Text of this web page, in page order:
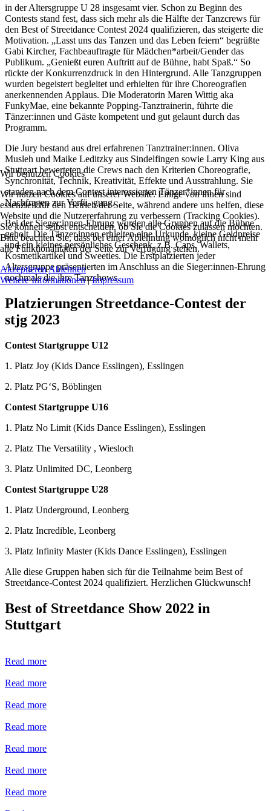
in der Altersgruppe U 28 insgesamt vier. Schon zu Beginn des
Contests stand fest, dass sich mehr als die Hälfte der Tanzcrews für
den Best of Streetdance Contest 2024 qualifizieren, das steigerte die
Motivation. „Lasst uns das Tanzen und das Leben feiern“ begrüßte
Gabi Kircher, Fachbeauftragte für Mädchen*arbeit/Gender das
Publikum. „Genießt euren Auftritt auf de Bühne, habt Spaß.“ So
rückte der Konkurrenzdruck in den Hintergrund. Alle Tanzgruppen
wurden begeistert begleitet und erhielten für ihre Choreografien
anerkennenden Applaus. Die Moderatorin Maren Wittig aka
FunkyMae, eine bekannte Popping-Tanztrainerin, führte die
Tänzer:innen und Gäste kompetent und gut gelaunt durch das
Programm.
Die Jury bestand aus drei erfahrenen Tanztrainer:innen. Oliva
Musleh und Maike Leditzky aus Sindelfingen sowie Larry King aus
Stuttgart bewerteten die Crews nach den Kriterien Choreografie,
Synchronität, Technik, Kreativität, Effekte und Ausstrahlung. Sie
standen nach dem Contest interessierten Tänzer*innen für
Nachfragen zur Verfü- gung.
Bei der Sieger:innen-Ehrung wurden alle Gruppen auf die Bühne
geholt. Die Tänzer.innen erhielten eine Urkunde, kleine Geldpreise
und ein kleines persönliches Geschenk, z.B. Caps, Wallets,
Kosmetikartikel und Sweeties. Die Erstplatzierten jeder
Altersgruppe präsentierten im Anschluss an die Sieger:innen-Ehrung
nochmals die ihre Tanzshows.
Platzierungen Streetdance-Contest der
stjg 2023
Contest Startgruppe U12
1. Platz Joy (Kids Dance Esslingen), Esslingen
2. Platz PG‘S, Böblingen
Contest Startgruppe U16
1. Platz No Limit (Kids Dance Esslingen), Esslingen
2. Platz The Versatility , Wiesloch
3. Platz Unlimited DC, Leonberg
Contest Startgruppe U28
1. Platz Underground, Leonberg
2. Platz Incredible, Leonberg
3. Platz Infinity Master (Kids Dance Esslingen), Esslingen
Alle diese Gruppen haben sich für die Teilnahme beim Best of
Streetdance-Contest 2024 qualifiziert. Herzlichen Glückwunsch!
Best of Streetdance Show 2022 in
Stuttgart
Read more
Read more
Read more
Read more
Read more
Read more
Read more
Wir benutzen Cookies
Wir nutzen Cookies auf unserer Website. Einige von ihnen sind
essenziell für den Betrieb der Seite, während andere uns helfen, diese
Website und die Nutzererfahrung zu verbessern (Tracking Cookies).
Sie können selbst entscheiden, ob Sie die Cookies zulassen möchten.
Bitte beachten Sie, dass bei einer Ablehnung womöglich nicht mehr
alle Funktionalitäten der Seite zur Verfügung stehen.
AkzeptierenAblehnen
Weitere Informationen|Impressum